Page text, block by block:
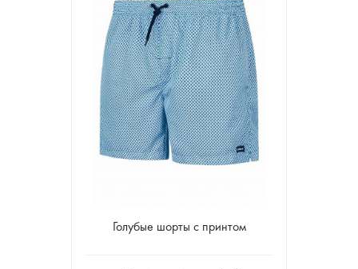
Голубые шорты с принтом